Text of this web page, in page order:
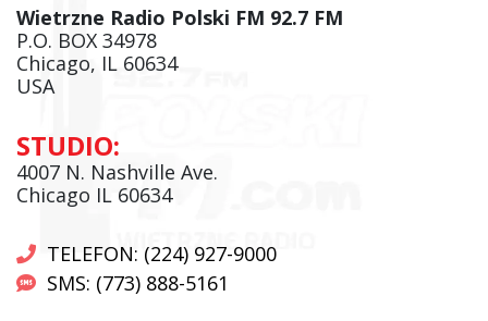
Wietrzne Radio Polski FM 92.7 FM
P.O. BOX 34978
Chicago, IL 60634
USA
STUDIO:
4007 N. Nashville Ave.
Chicago IL 60634
TELEFON: (224) 927-9000
SMS: (773) 888-5161